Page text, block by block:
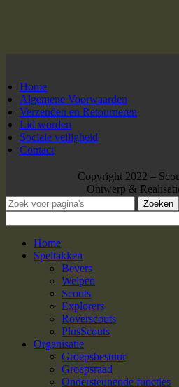
Home
Algemene Voorwaarden
Verzenden en Retourneren
Lid worden
Sociale veiligheid
Contact
Copyright 2022 –
Ontwerp &
Zoeken
Home
Speltakken
Bevers
Welpen
Scouts
Explorers
Roverscouts
PlusScouts
Organisatie
Groepsbestuur
Groepsraad
Ondersteunende functies